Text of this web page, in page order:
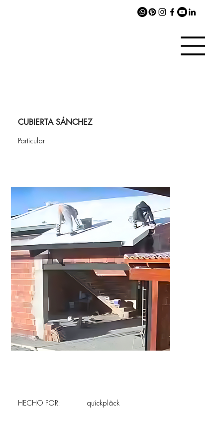
CUBIERTA SÁNCHEZ
Particular
quîckplâck
HECHO POR: